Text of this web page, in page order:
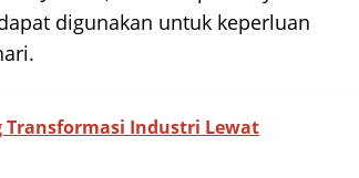
digunakan untuk keperluan
Industri Lewat